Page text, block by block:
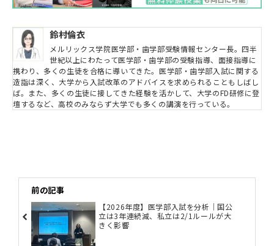
鈴村倫衣
メルリックス学院医学部・歯学部受験情報センター長。四半
世紀以上にわたって医学部・歯学部の受験指導、面接指導に
携わり、多くの生徒を合格に導いてきた。医学部・歯学部入試に関する
造詣は深く、大学から入試改革のアドバイスを求められることもしばし
ば。また、多くの生徒に接してきた経験を活かして、大学のFD研修に登
壇するなど、高校のみならず大学でも多くの講演を行っている。
前の記事
【2026年度】医学部入試を分析｜国公
立は3年連続減、私立は2/1ルールが大
きく影響